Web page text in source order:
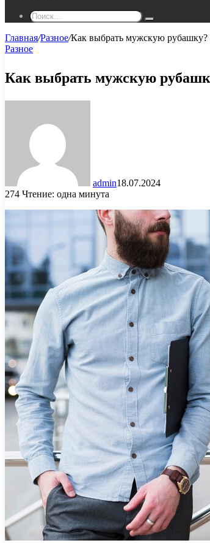
Поиск...
Главная/Разное/Как выбрать мужскую рубашку?
Разное
Как выбрать мужскую
admin18.07.2024
274 Чтение: одна минута